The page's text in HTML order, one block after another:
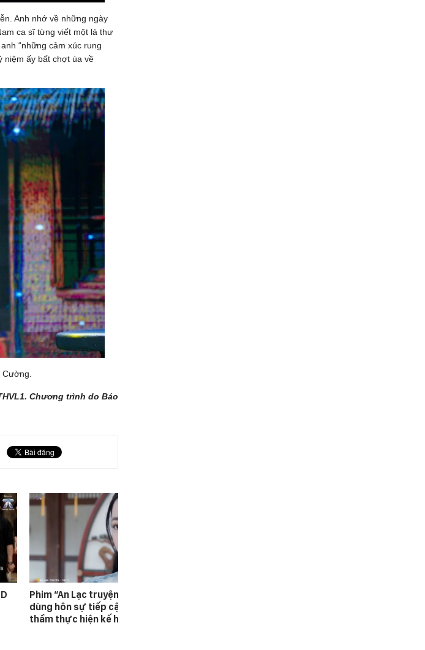
Anh nhớ về những ngày
ca sĩ từng viết một lá thư
“những cảm xúc rung
niệm ấy bất chợt ùa về
Cường.
Chương trình do Báo
Phim “An Lạc truyện”: Nhậm An Lạc
dùng hôn sự tiếp cận Hàn Diệp, âm
thầm thực hiện kế hoạch báo thù